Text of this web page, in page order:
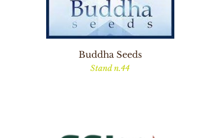
Buddha Seeds
Stand n.44